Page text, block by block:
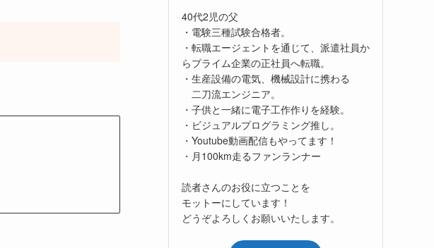
40代2児の父
・電験三種試験合格者。
・転職エージェントを通じて、派遣社員か
らプライム企業の正社員へ転職。
・生産設備の電気、機械設計に携わる
二刀流エンジニア。
・子供と一緒に電子工作作りを経験。
・ビジュアルプログラミング推し。
・Youtube動画配信もやってます！
・月100km走るファンランナー
読者さんのお役に立つことを
モットーにしています！
どうぞよろしくお願いいたします。